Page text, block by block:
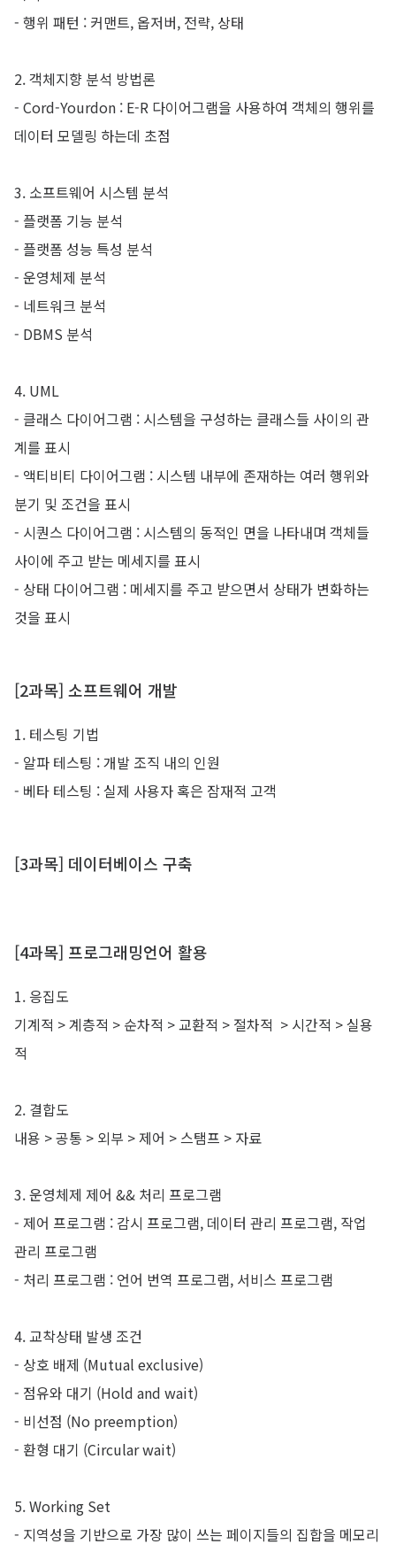
- 행위 패턴 : 커맨트, 옵저버, 전략, 상태
2. 객체지향 분석 방법론
- Cord-Yourdon : E-R 다이어그램을 사용하여 객체의 행위를
데이터 모델링 하는데 초점
3. 소프트웨어 시스템 분석
- 플랫폼 기능 분석
- 플랫폼 성능 특성 분석
- 운영체제 분석
- 네트워크 분석
- DBMS 분석
4. UML
- 클래스 다이어그램 : 시스템을 구성하는 클래스들 사이의 관
계를 표시
- 액티비티 다이어그램 : 시스템 내부에 존재하는 여러 행위와
분기 및 조건을 표시
- 시퀀스 다이어그램 : 시스템의 동적인 면을 나타내며 객체들
사이에 주고 받는 메세지를 표시
- 상태 다이어그램 : 메세지를 주고 받으면서 상태가 변화하는
것을 표시
[2과목] 소프트웨어 개발
1. 테스팅 기법
- 알파 테스팅 : 개발 조직 내의 인원
- 베타 테스팅 : 실제 사용자 혹은 잠재적 고객
[3과목] 데이터베이스 구축
[4과목] 프로그래밍언어 활용
1. 응집도
기계적 > 계층적 > 순차적 > 교환적 > 절차적 > 시간적 > 실용
적
2. 결합도
내용 > 공통 > 외부 > 제어 > 스탬프 > 자료
3. 운영체제 제어 && 처리 프로그램
- 제어 프로그램 : 감시 프로그램, 데이터 관리 프로그램, 작업
관리 프로그램
- 처리 프로그램 : 언어 번역 프로그램, 서비스 프로그램
4. 교착상태 발생 조건
- 상호 배제 (Mutual exclusive)
- 점유와 대기 (Hold and wait)
- 비선점 (No preemption)
- 환형 대기 (Circular wait)
5. Working Set
- 지역성을 기반으로 가장 많이 쓰는 페이지들의 집합을 메모리